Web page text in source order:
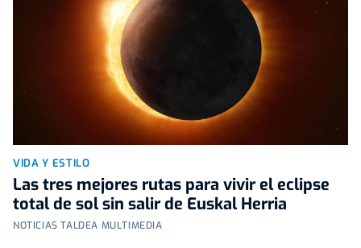
VIDA Y ESTILO
Las tres mejores rutas para vivir el eclipse
total de sol sin salir de Euskal Herria
NOTICIAS TALDEA MULTIMEDIA